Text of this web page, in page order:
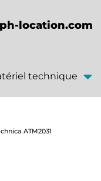
location.com
technique
ATM2031